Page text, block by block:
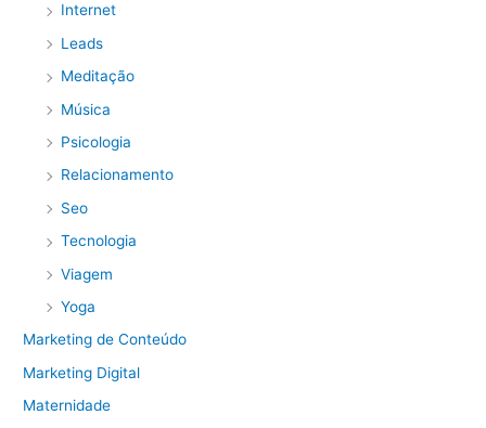
Internet
Leads
Meditação
Música
Psicologia
Relacionamento
Seo
Tecnologia
Viagem
Yoga
Marketing de Conteúdo
Marketing Digital
Maternidade